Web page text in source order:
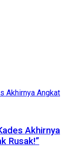
Akhirnya
Rusak!”